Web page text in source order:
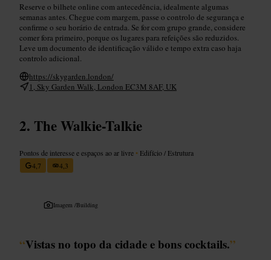
Reserve o bilhete online com antecedência, idealmente algumas
semanas antes. Chegue com margem, passe o controlo de segurança e
confirme o seu horário de entrada. Se for com grupo grande, considere
comer fora primeiro, porque os lugares para refeições são reduzidos.
Leve um documento de identificação válido e tempo extra caso haja
controlo adicional.
https://skygarden.london/
1, Sky Garden Walk, London EC3M 8AF, UK
The Walkie-Talkie
Pontos de interesse e espaços ao ar livre • Edifício / Estrutura
4,7
4,3
Imagem /Building
“Vistas no topo da cidade e bons cocktails.”